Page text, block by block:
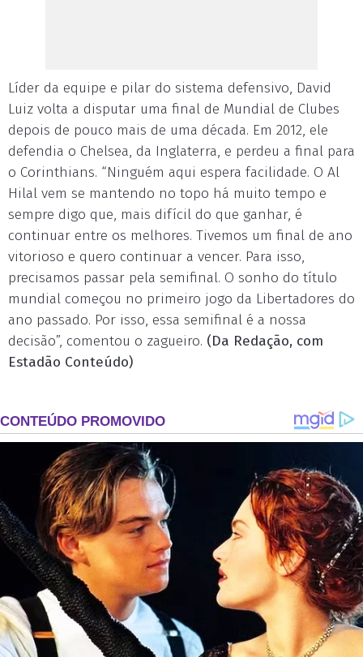
Líder da equipe e pilar do sistema defensivo, David
Luiz volta a disputar uma final de Mundial de Clubes
depois de pouco mais de uma década. Em 2012, ele
defendia o Chelsea, da Inglaterra, e perdeu a final para
o Corinthians. “Ninguém aqui espera facilidade. O Al
Hilal vem se mantendo no topo há muito tempo e
sempre digo que, mais difícil do que ganhar, é
continuar entre os melhores. Tivemos um final de ano
vitorioso e quero continuar a vencer. Para isso,
precisamos passar pela semifinal. O sonho do título
mundial começou no primeiro jogo da Libertadores do
ano passado. Por isso, essa semifinal é a nossa
decisão”, comentou o zagueiro. (Da Redação, com
Estadão Conteúdo)